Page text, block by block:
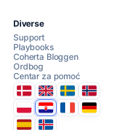
Diverse
Support
Playbooks
Coherta Bloggen
Ordbog
Centar za pomoć
DanmarkUnited Kingdom
SverigeNorge
PolskaHrvatskaFranceDeutschland